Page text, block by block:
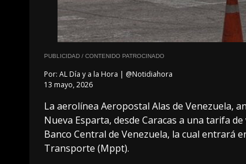
PUBLICIDAD / CONTENIDO PATROCINADO
Por: AL Día y a la Hora | @Notidiahora
13 mayo, 2026
La aerolínea Aeropostal Alas de Venezuela,
Nueva Esparta, desde Caracas a una tarifa
Banco Central de Venezuela, la cual entrará
Transporte (Mppt).